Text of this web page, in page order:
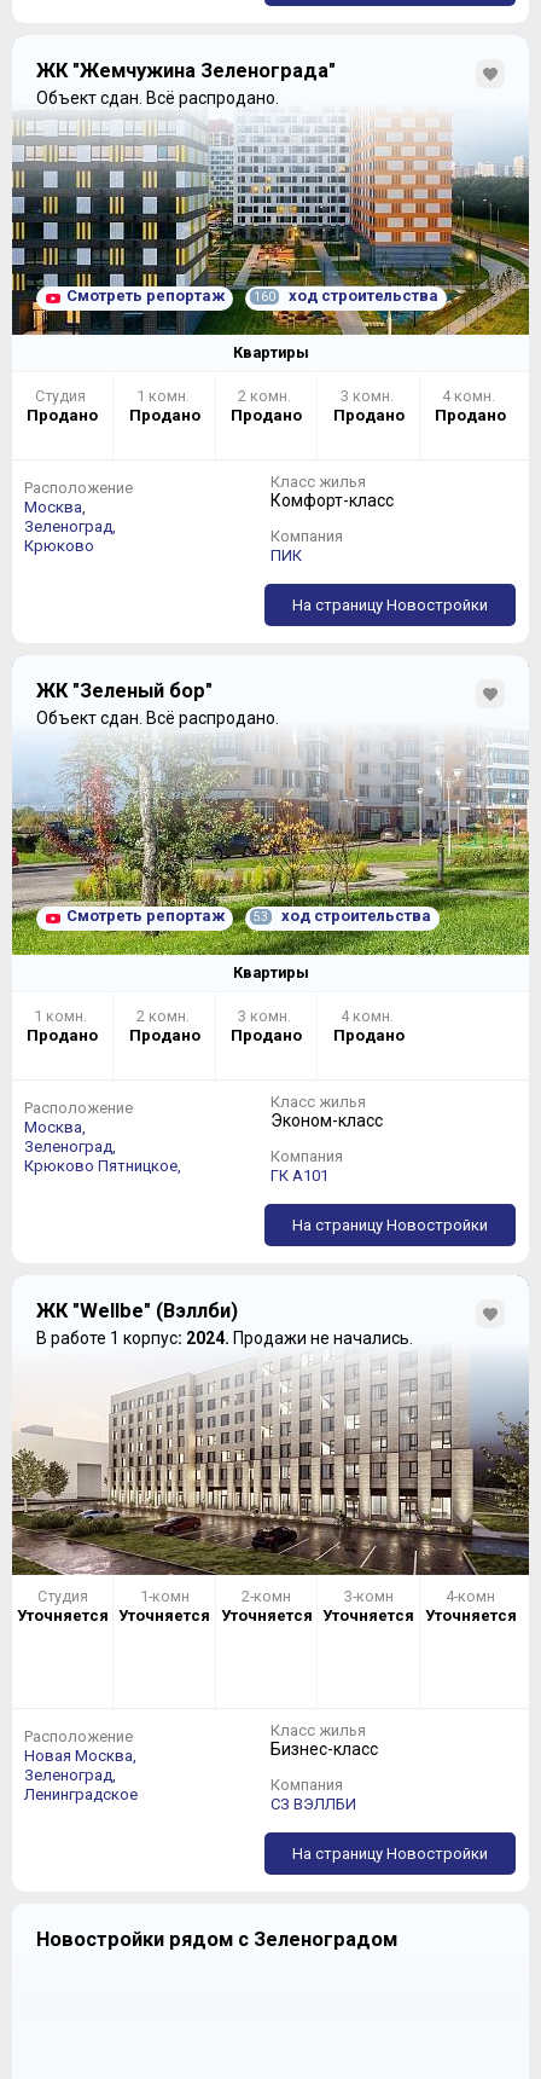
ЖК "Жемчужина Зеленограда"
Объект сдан. Всё распродано.
Смотреть репортаж 160 ход строительства
Квартиры
Студия
Продано
1 комн.
Продано
2 комн.
Продано
3 комн.
Продано
4 комн.
Продано
Расположение
Москва,
Зеленоград,
Крюково
Класс жилья
Комфорт-класс
Компания
ПИК
На страницу Новостройки
ЖК "Зеленый бор"
Объект сдан. Всё распродано.
Смотреть репортаж 53 ход строительства
Квартиры
1 комн.
Продано
2 комн.
Продано
3 комн.
Продано
4 комн.
Продано
Расположение
Москва,
Зеленоград,
Крюково Пятницкое,
Класс жилья
Эконом-класс
Компания
ГК А101
На страницу Новостройки
ЖК "Wellbe" (Вэллби)
В работе 1 корпус: 2024. Продажи не начались.
Студия
Уточняется
1-комн
Уточняется
2-комн
Уточняется
3-комн
Уточняется
4-комн
Уточняется
Расположение
Новая Москва,
Зеленоград,
Ленинградское
Класс жилья
Бизнес-класс
Компания
СЗ ВЭЛЛБИ
На страницу Новостройки
Новостройки рядом с Зеленоградом